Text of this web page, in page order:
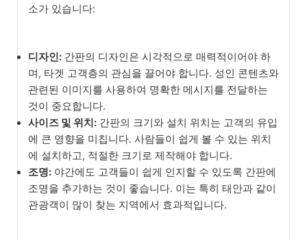
소가 있습니다:
디자인: 간판의 디자인은 시각적으로 매력적이어야 하
며, 타겟 고객층의 관심을 끌어야 합니다. 성인 콘텐츠와
관련된 이미지를 사용하여 명확한 메시지를 전달하는
것이 중요합니다.
사이즈 및 위치: 간판의 크기와 설치 위치는 고객의 유입
에 큰 영향을 미칩니다. 사람들이 쉽게 볼 수 있는 위치
에 설치하고, 적절한 크기로 제작해야 합니다.
조명: 야간에도 고객들이 쉽게 인지할 수 있도록 간판에
조명을 추가하는 것이 좋습니다. 이는 특히 태안과 같이
관광객이 많이 찾는 지역에서 효과적입니다.